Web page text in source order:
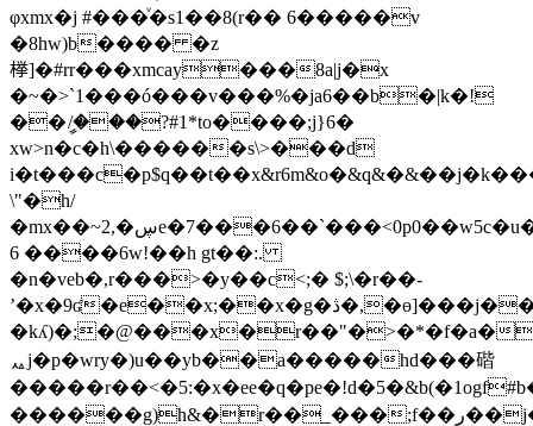
φxmx�j #���ͮ�s1��8(r�� 6�����v
�8hw)b���� �z
﨔]�#rr���xmcay���8a|j�x
�~�>`1���ó���v���%�ja6��b�|k�!
��ީ/���?#1*to����;j}6�
xw>n�c�h\������s\>���d
\"�h/
�mx��~2,�ڛe�7���6��`���<0p0��w5c�u�k9
6 ����6w!��h gt��:.
�n�veb�,r���>�y��c<;� $;\�r��-
ʼ�x�9ʛ�e��x;��x�g�ڎ�,�ɵ]���j����l^��>������'/u72�z�.������)#����u�o/arx`����?
�kʎ)�;�@���x�r��"�>�*�f�a�
ퟮj�p�wry�)u��yb��a�����hd���䃈
�
������g)h&�r��_���;f��ر��j�